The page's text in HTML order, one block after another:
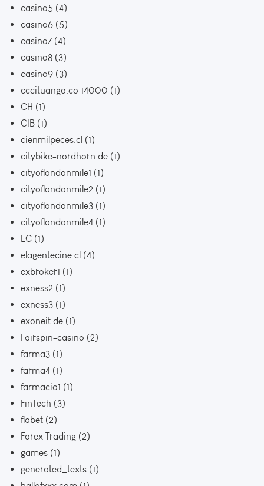
casino5 (4)
casino6 (5)
casino7 (4)
casino8 (3)
casino9 (3)
cccituango.co 14000 (1)
CH (1)
CIB (1)
cienmilpeces.cl (1)
citybike-nordhorn.de (1)
cityoflondonmile1 (1)
cityoflondonmile2 (1)
cityoflondonmile3 (1)
cityoflondonmile4 (1)
EC (1)
elagentecine.cl (4)
exbroker1 (1)
exness2 (1)
exness3 (1)
exoneit.de (1)
Fairspin-casino (2)
farma3 (1)
farma4 (1)
farmacia1 (1)
FinTech (3)
flabet (2)
Forex Trading (2)
games (1)
generated_texts (1)